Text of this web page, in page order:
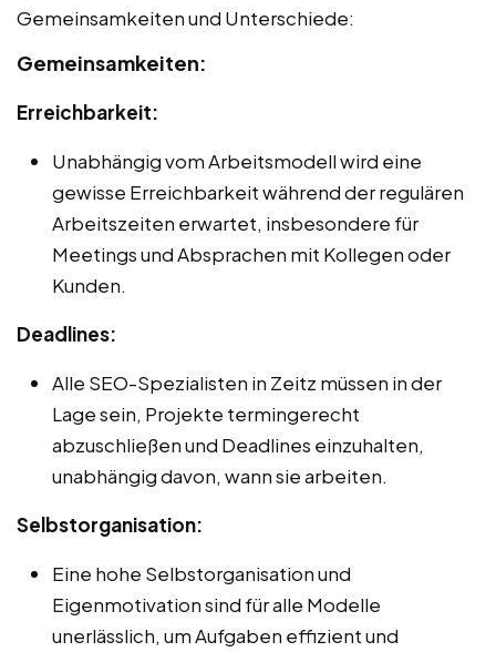
Gemeinsamkeiten und Unterschiede:
Gemeinsamkeiten:
Erreichbarkeit:
Unabhängig vom Arbeitsmodell wird eine
gewisse Erreichbarkeit während der regulären
Arbeitszeiten erwartet, insbesondere für
Meetings und Absprachen mit Kollegen oder
Kunden.
Deadlines:
Alle SEO-Spezialisten in Zeitz müssen in der
Lage sein, Projekte termingerecht
abzuschließen und Deadlines einzuhalten,
unabhängig davon, wann sie arbeiten.
Selbstorganisation:
Eine hohe Selbstorganisation und
Eigenmotivation sind für alle Modelle
unerlässlich, um Aufgaben effizient und